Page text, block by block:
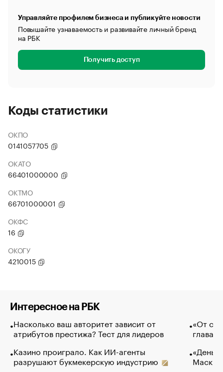
Управляйте профилем бизнеса и публикуйте новости
Повышайте узнаваемость и развивайте личный бренд
на РБК
Получить доступ
Коды статистики
ОКПО
0141057705
ОКАТО
66401000000
ОКТМО
66701000001
ОКФС
16
ОКОГУ
4210015
Интересное на РБК
Насколько ваш авторитет зависит от
атрибутов престижа? Тест для лидеров
Казино проиграло. Как ИИ-агенты
разрушают букмекерскую индустрию
«От
глава
Маск в